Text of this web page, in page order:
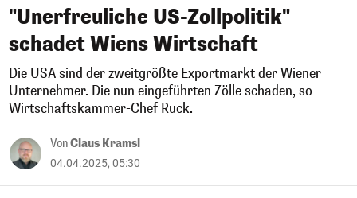
"Unerfreuliche US-Zollpolitik"
schadet Wiens Wirtschaft
Die USA sind der zweitgrößte Exportmarkt der Wiener
Unternehmer. Die nun eingeführten Zölle schaden, so
Wirtschaftskammer-Chef Ruck.
VonClaus Kramsl
04.04.2025, 05:30